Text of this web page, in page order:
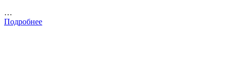
…
Подробнее